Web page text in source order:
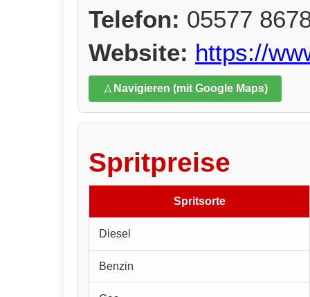
Telefon: 05577
Website: https://
Navigieren (mit Google Maps)
Spritpreise
Spritsorte
Diesel
Benzin